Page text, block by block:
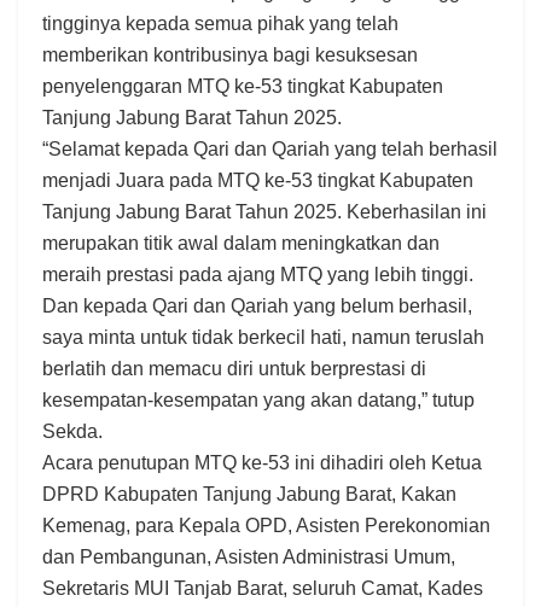
tingginya kepada semua pihak yang telah
memberikan kontribusinya bagi kesuksesan
penyelenggaran MTQ ke-53 tingkat Kabupaten
Tanjung Jabung Barat Tahun 2025.
“Selamat kepada Qari dan Qariah yang telah berhasil
menjadi Juara pada MTQ ke-53 tingkat Kabupaten
Tanjung Jabung Barat Tahun 2025. Keberhasilan ini
merupakan titik awal dalam meningkatkan dan
meraih prestasi pada ajang MTQ yang lebih tinggi.
Dan kepada Qari dan Qariah yang belum berhasil,
saya minta untuk tidak berkecil hati, namun teruslah
berlatih dan memacu diri untuk berprestasi di
kesempatan-kesempatan yang akan datang,” tutup
Sekda.
Acara penutupan MTQ ke-53 ini dihadiri oleh Ketua
DPRD Kabupaten Tanjung Jabung Barat, Kakan
Kemenag, para Kepala OPD, Asisten Perekonomian
dan Pembangunan, Asisten Administrasi Umum,
Sekretaris MUI Tanjab Barat, seluruh Camat, Kades